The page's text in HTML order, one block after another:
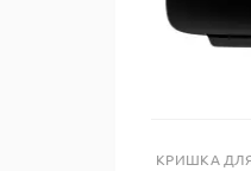
КРИШКА